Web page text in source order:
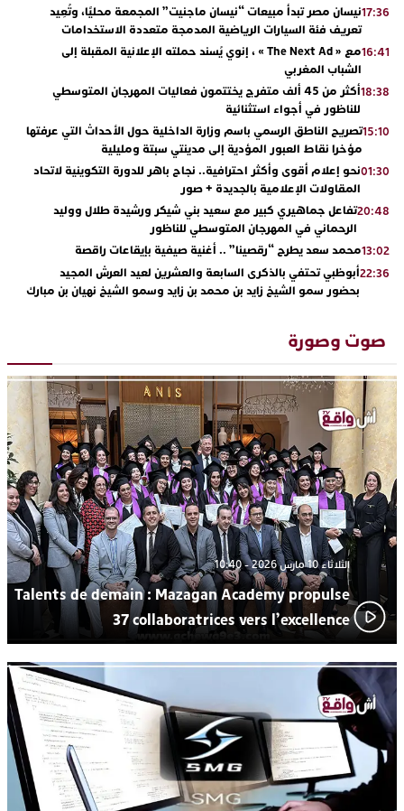
17:36نيسان مصر تبدأ مبيعات “نيسان ماجنيت” المجمعة محليًا، وتُعِيد
تعريف فئة السيارات الرياضية المدمجة متعددة الاستخدامات
16:41
مع « The Next Ad » ، إنوي يُسند حملته الإعلانية المقبلة إلى
الشباب المغربي
18:38
أكثر من 45 ألف متفرج يختتمون فعاليات المهرجان المتوسطي
للناظور في أجواء استثنائية
15:10تصريح الناطق الرسمي باسم وزارة الداخلية حول الأحداث التي عرفتها
مؤخرا نقاط العبور المؤدية إلى مدينتي سبتة ومليلية
01:30نحو إعلام أقوى وأكثر احترافية.. نجاح باهر للدورة التكوينية لاتحاد
المقاولات الإعلامية بالجديدة + صور
20:48تفاعل جماهيري كبير مع سعيد بني شيكر ورشيدة طلال ووليد
الرحماني في المهرجان المتوسطي للناظور
13:02محمد سعد يطرح “رقصينا” .. أغنية صيفية بإيقاعات راقصة
22:36أبوظبي تحتفي بالذكرى السابعة والعشرين لعيد العرش المجيد
بحضور سمو الشيخ زايد بن محمد بن زايد وسمو الشيخ نهيان بن مبارك
“كوفرة فالغيس”
19:11يقظة أمنية تنهي كابوس الفتاة القاصر: كواليس مثيرة لعملية تحرير
17:27 اتحاد المقاولات الإعلامية يقود قاطرة التكوين بالجديدة ويستضيف
الإعلامي سعيد بلفقير في دورة استثنائية
23:18ترسيخا لثقافة ترشيد الموارد المائية.. اختتام فعاليات النسخة الثانية
من “القرية الذكية للماء” بمركز الاصطياف ببوزنيقة
صوت وصورة
الثلاثاء 10 مارس 2026 - 10:40
Talents de demain : Mazagan Academy propulse
37 collaboratrices vers l’excellence